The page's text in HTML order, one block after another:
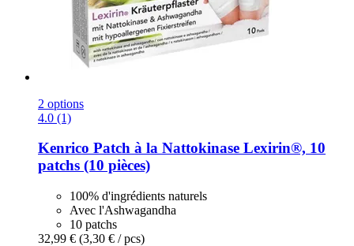
2 options
4.0 (1)
Kenrico Patch à la Nattokinase Lexirin®, 10
patchs (10 pièces)
100% d'ingrédients naturels
Avec l'Ashwagandha
10 patchs
32,99 € (3,30 € / pcs)